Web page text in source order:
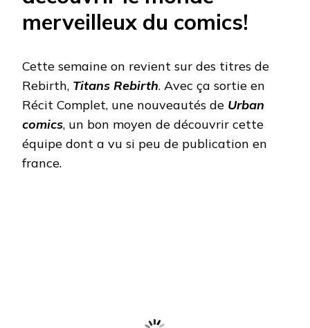
merveilleux du comics!
Cette semaine on revient sur des titres de
Rebirth, Titans Rebirth. Avec ça sortie en
Récit Complet, une nouveautés de Urban
comics, un bon moyen de découvrir cette
équipe dont a vu si peu de publication en
france.